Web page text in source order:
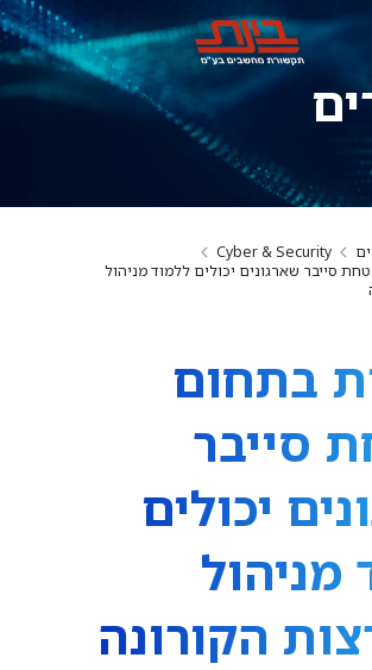
Cyber & Security
סייבר שארגונים יכולים ללמוד מניהול
בתחום
סייבר
יכולים
מניהול
הקורונה